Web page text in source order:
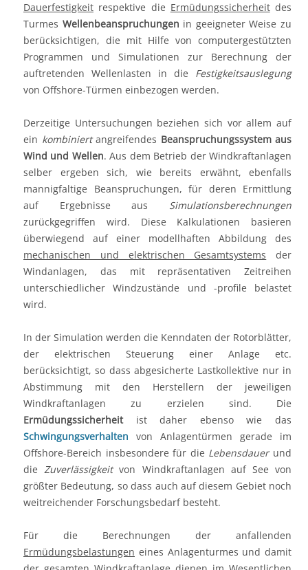
Dauerfestigkeit respektive die Ermüdungssicherheitdes
Turmes Wellenbeanspruchungen in geeigneter Weise zu
berücksichtigen, die mit Hilfe von computergestützten
Programmen und Simulationen zur Berechnung der
auftretenden Wellenlasten in die Festigkeitsauslegung
von Offshore-Türmen einbezogen werden.
Derzeitige Untersuchungen beziehen sich vor allem auf
ein kombiniertangreifendes Beanspruchungssystem aus
Wind und Wellen. Aus dem Betrieb der Windkraftanlagen
selber ergeben sich, wie bereits erwähnt, ebenfalls
mannigfaltige Beanspruchungen, für deren Ermittlung
auf Ergebnisse aus Simulationsberechnungen
zurückgegriffen wird. Diese Kalkulationen basieren
überwiegend auf einer modellhaften Abbildung des
mechanischen und elektrischen Gesamtsystems der
Windanlagen, das mit repräsentativen Zeitreihen
unterschiedlicher Windzustände und -profile belastet
wird.
In der Simulation werden die Kenndaten der Rotorblätter,
der elektrischen Steuerung einer Anlage etc.
berücksichtigt, so dass abgesicherte Lastkollektive nur in
Abstimmung mit den Herstellern der jeweiligen
Windkraftanlagen zu erzielen sind. Die
Ermüdungssicherheitist daher ebenso wie das
Schwingungsverhalten von Anlagentürmen gerade im
Offshore-Bereich insbesondere für die Lebensdauerund
dieZuverlässigkeitvon Windkraftanlagen auf See von
größter Bedeutung, so dass auch auf diesem Gebiet noch
weitreichender Forschungsbedarf besteht.
Für die Berechnungen der anfallenden
Ermüdungsbelastungen eines Anlagenturmes und damit